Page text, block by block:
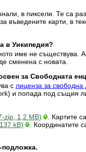
в пиксели. Те са
въведените карти, в
в Уикипедия?
име не съществува.
сменена с новата.
за Свободната
с лиценза за
и попада под същия
zip, 1,2 MB)
. Картите
kB)
. Координатите
подложка.